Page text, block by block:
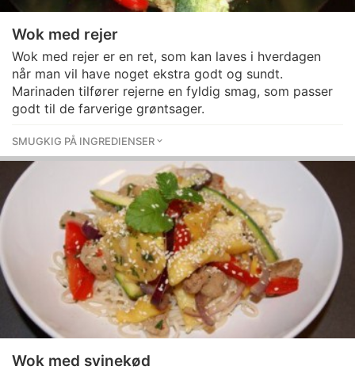
Wok med rejer
Wok med rejer er en ret, som kan laves i hverdagen
når man vil have noget ekstra godt og sundt.
Marinaden tilfører rejerne en fyldig smag, som passer
godt til de farverige grøntsager.
SMUGKIG PÅ INGREDIENSER
Wok med svinekød